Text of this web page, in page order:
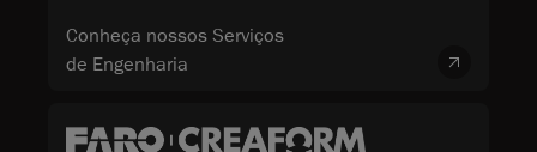
Conheça nossos Serviços
de Engenharia